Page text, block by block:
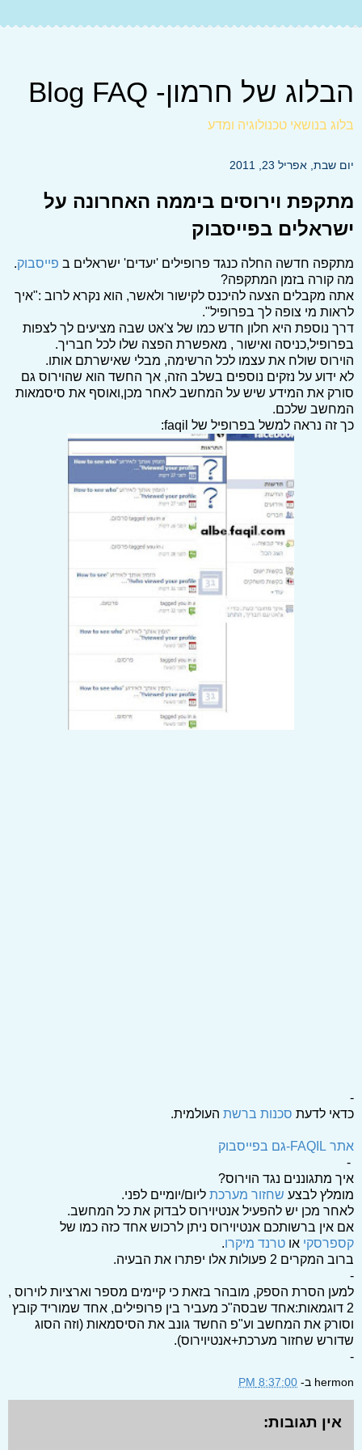
הבלוג של חרמון- Blog FAQ
בלוג בנושאי טכנולוגיה ומדע
יום שבת, אפריל 23, 2011
מתקפת וירוסים ביממה האחרונה על
ישראלים בפייסבוק
מתקפה חדשה החלה כנגד פרופילים 'יעדים' ישראלים ב פייסבוק.
מה קורה בזמן המתקפה?
אתה מקבלים הצעה להיכנס לקישור ולאשר, הוא נקרא לרוב :"איך
לראות מי צופה לך בפרופיל".
דרך נוספת היא חלון חדש כמו של צ'אט שבה מציעים לך לצפות
בפרופיל,כניסה ואישור , מאפשרת הפצה שלו לכל חבריך.
הוירוס שולח את עצמו לכל הרשימה, מבלי שאישרתם אותו.
לא ידוע על נזקים נוספים בשלב הזה, אך החשד הוא שהוירוס גם
סורק את המידע שיש על המחשב לאחר מכן,ואוסף את סיסמאות
המחשב שלכם.
כך זה נראה למשל בפרופיל של faqil:
-
כדאי לדעת סכנות ברשת העולמית.
אתר FAQIL-גם בפייסבוק
-
איך מתגוננים נגד הוירוס?
מומלץ לבצע שחזור מערכת ליום/יומיים לפני.
לאחר מכן יש להפעיל אנטיוירוס לבדוק את כל המחשב.
אם אין ברשותכם אנטיוירוס ניתן לרכוש אחד כזה כמו של
קספרסקי או טרנד מיקרו.
ברוב המקרים 2 פעולות אלו יפתרו את הבעיה.
-
למען הסרת הספק, מובהר בזאת כי קיימים מספר וארציות לוירוס ,
2 דוגמאות:אחד שבסה"כ מעביר בין פרופילים, אחד שמוריד קובץ
וסורק את המחשב וע"פ החשד גונב את הסיסמאות (וזה הסוג
שדורש שחזור מערכת+אנטיוירוס).
-
hermon ב- 8:37:00 PM
אין תגובות: